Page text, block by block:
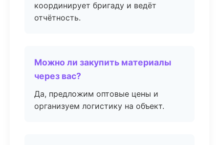
координирует бригаду и ведёт
отчётность.
Можно ли закупить материалы
через вас?
Да, предложим оптовые цены и
организуем логистику на объект.